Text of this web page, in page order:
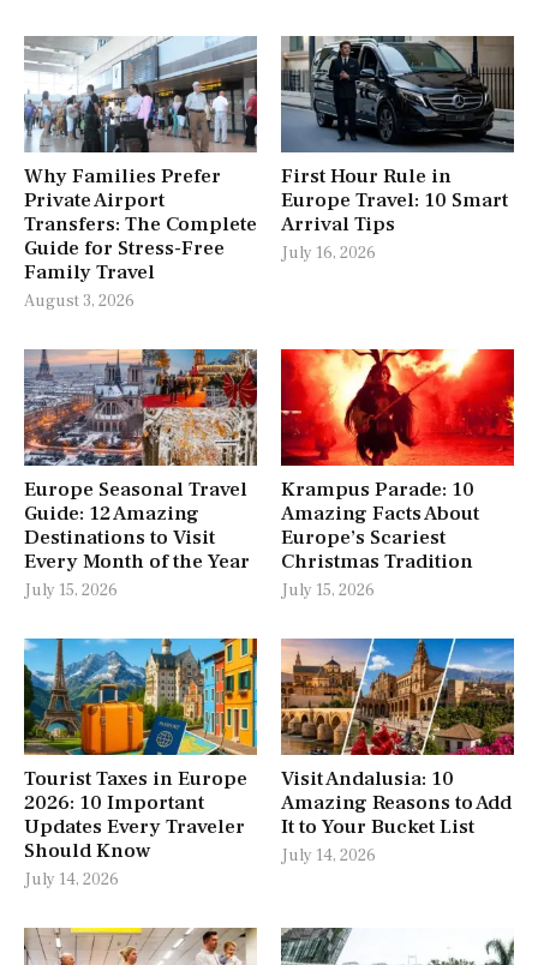
Why Families Prefer
Private Airport
Transfers: The Complete
Guide for Stress-Free
Family Travel
August 3, 2026
First Hour Rule in
Europe Travel: 10 Smart
Arrival Tips
July 16, 2026
Europe Seasonal Travel
Guide: 12 Amazing
Destinations to Visit
Every Month of the Year
July 15, 2026
Krampus Parade: 10
Amazing Facts About
Europe’s Scariest
Christmas Tradition
July 15, 2026
Tourist Taxes in Europe
2026: 10 Important
Updates Every Traveler
Should Know
July 14, 2026
Visit Andalusia: 10
Amazing Reasons to Add
It to Your Bucket List
July 14, 2026